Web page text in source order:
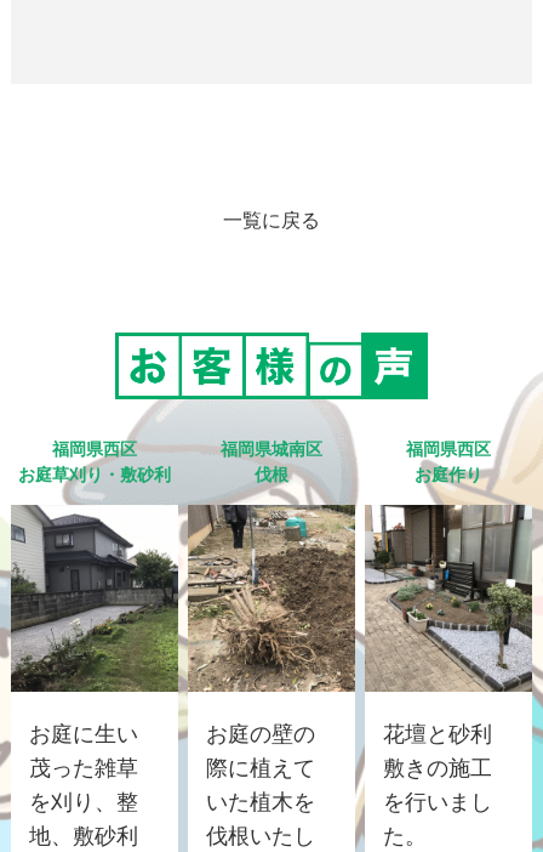
一覧に戻る
福岡県西区
お庭草刈り・敷砂利
お庭に生い
茂った雑草
を刈り、整
地、敷砂利
福岡県城南区
伐根
お庭の壁の
際に植えて
いた植木を
伐根いたし
福岡県西区
お庭作り
花壇と砂利
敷きの施工
を行いまし
た。